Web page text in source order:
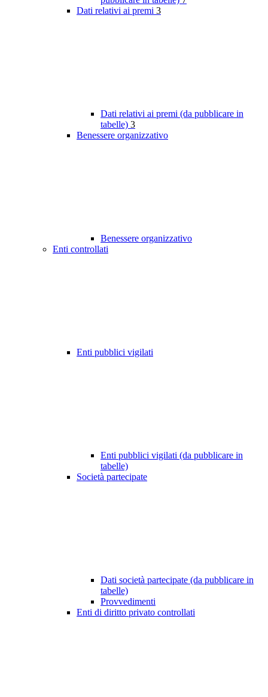
Dati relativi ai premi 3
Dati relativi ai premi (da pubblicare in
tabelle) 3
Benessere organizzativo
Benessere organizzativo
Enti controllati
Enti pubblici vigilati
Enti pubblici vigilati (da pubblicare in
tabelle)
Società partecipate
Dati società partecipate (da pubblicare in
tabelle)
Provvedimenti
Enti di diritto privato controllati